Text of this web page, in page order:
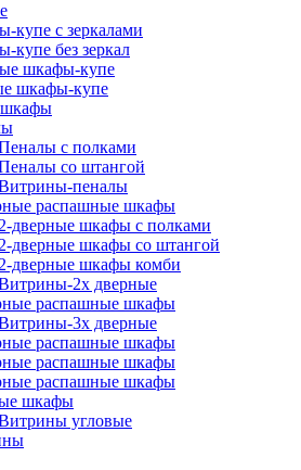
купе с зеркалами
купе без зеркал
шкафы-купе
шкафы-купе
с полками
со штангой
пеналы
распашные шкафы
2-дверные шкафы с полками
2-дверные шкафы со штангой
2-дверные шкафы комби
2х дверные
распашные шкафы
3х дверные
распашные шкафы
распашные шкафы
распашные шкафы
шкафы
угловые